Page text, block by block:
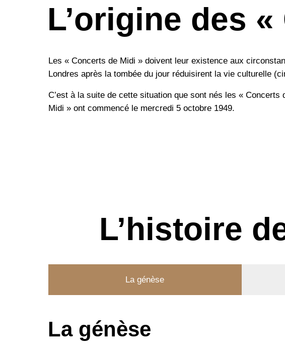
L’origine des
Les « Concerts de Midi » doivent leur existence aux
Londres après la tombée du jour réduisirent la vie culturelle
C’est à la suite de cette situation que sont nés les «
Midi » ont commencé le mercredi 5 octobre 1949.
L’histoire
La génèse
La génèse